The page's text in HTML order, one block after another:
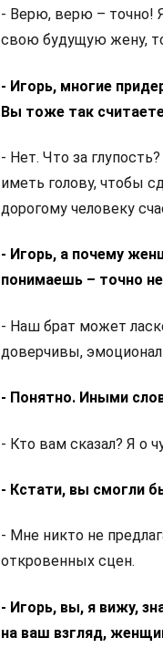
- Верю, верю – точно!
свою будущую жену,
- Игорь, многие
Вы тоже так
- Нет. Что за
иметь голову, чтобы
дорогому человеку
- Игорь, а почему
понимаешь – точно
- Наш брат может
доверчивы,
- Понятно. Иными
- Кто вам сказал? Я о
- Кстати, вы смогли
- Мне никто не
откровенных сцен.
- Игорь, вы, я вижу,
на ваш взгляд,